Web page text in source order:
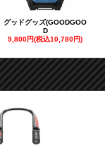
グッドグッズ(GOODGOO
D
9,800円(税込10,780円)